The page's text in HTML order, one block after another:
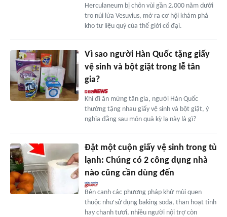
Herculaneum bị chôn vùi gần 2.000 năm dưới
tro núi lửa Vesuvius, mở ra cơ hội khám phá
kho tư liệu quý của thế giới cổ đại.
Vì sao người Hàn Quốc tặng giấy
vệ sinh và bột giặt trong lễ tân
gia?
Khi đi ăn mừng tân gia, người Hàn Quốc
thường tặng nhau giấy vệ sinh và bột giặt, ý
nghĩa đằng sau món quà kỳ lạ này là gì?
Đặt một cuộn giấy vệ sinh trong tủ
lạnh: Chúng có 2 công dụng nhà
nào cũng cần dùng đến
Bên cạnh các phương pháp khử mùi quen
thuộc như sử dụng baking soda, than hoạt tính
hay chanh tươi, nhiều người nội trợ còn